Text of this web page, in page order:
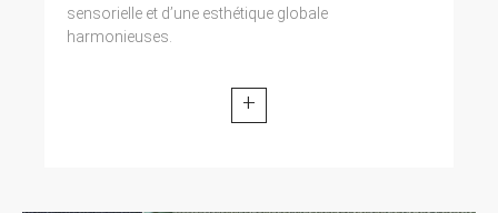
sensorielle et d’une esthétique globale
harmonieuses.
+